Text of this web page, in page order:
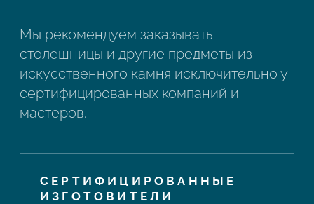
Мы рекомендуем заказывать
столешницы и другие предметы из
искусственного камня исключительно у
сертифицированных компаний и
мастеров.
СЕРТИФИЦИРОВАННЫЕ
ИЗГОТОВИТЕЛИ